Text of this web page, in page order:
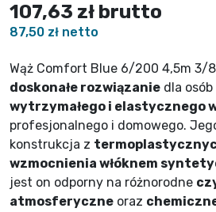
107,63 zł brutto
87,50 zł netto
Wąż Comfort Blue 6/200 4,5m 3/
doskonałe rozwiązanie dla
wytrzymałego i elastycznego
profesjonalnego i domowego.
konstrukcja z
wzmocnienia włóknem
jest on odporny na różnorodne
atmosferyczne oraz